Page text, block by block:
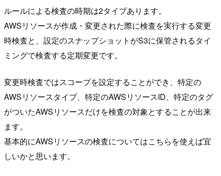
ルールによる検査の時期は2タイプあります。
AWSリソースが作成・変更された際に検査を実行する変更
時検査と、設定のスナップショットがS3に保管されるタイ
ミングで検査する定期変更です。
変更時検査ではスコープを設定することができ、特定の
AWSリソースタイプ、特定のAWSリソースID、特定のタグ
がついたAWSリソースだけを検査の対象とすることが出来
ます。
基本的にAWSリソースの検査についてはこちらを使えば宜
しいかと思います。